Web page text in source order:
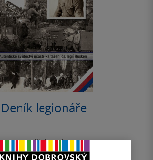
Deník legionáře
Jindřich Bejl
0.0